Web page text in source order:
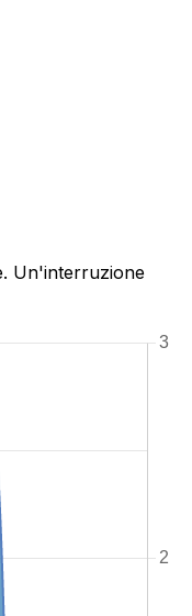
Un'interruzione